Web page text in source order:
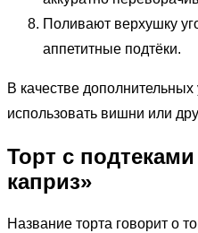
Поливают верхушку
аппетитные подтёки.
В качестве
использовать вишни или
Торт с
каприз»
Название торта говорит о